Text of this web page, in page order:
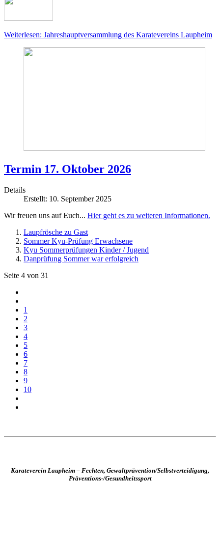
Weiterlesen: Jahreshauptversammlung des Karatevereins Laupheim
Termin 17. Oktober 2026
Details
Erstellt: 10. September 2025
Wir freuen uns auf Euch... Hier geht es zu weiteren Informationen.
Laupfrösche zu Gast
Sommer Kyu-Prüfung Erwachsene
Kyu Sommerprüfungen Kinder / Jugend
Danprüfung Sommer war erfolgreich
Seite 4 von 31
1
2
3
4
5
6
7
8
9
10
Karateverein Laupheim – Fechten, Gewaltprävention/Selbstverteidigung,
Präventions-/Gesundheitssport